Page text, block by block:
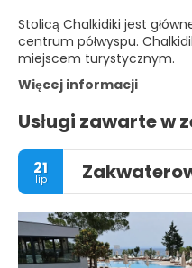
Stolicą Chalkidiki jest
centrum półwyspu.
miejscem turystycznym.
Więcej informacji
Usługi zawarte w
21
lip